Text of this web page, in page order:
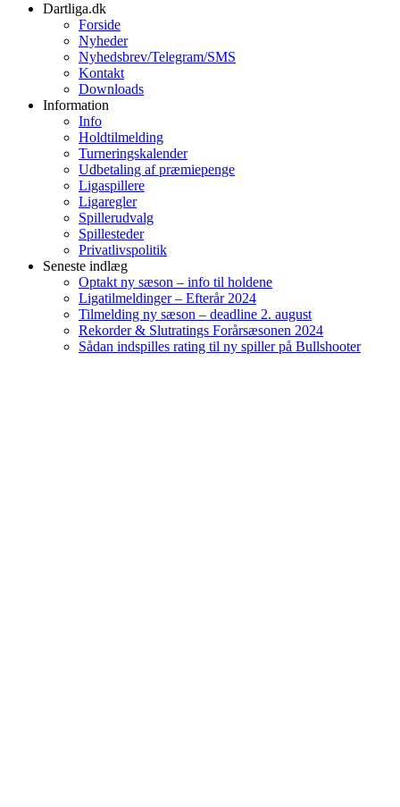
Dartliga.dk
Forside
Nyheder
Nyhedsbrev/Telegram/SMS
Kontakt
Downloads
Information
Info
Holdtilmelding
Turneringskalender
Udbetaling af præmiepenge
Ligaspillere
Ligaregler
Spillerudvalg
Spillesteder
Privatlivspolitik
Seneste indlæg
Optakt ny sæson – info til holdene
Ligatilmeldinger – Efterår 2024
Tilmelding ny sæson – deadline 2. august
Rekorder & Slutratings Forårsæsonen 2024
Sådan indspilles rating til ny spiller på Bullshooter